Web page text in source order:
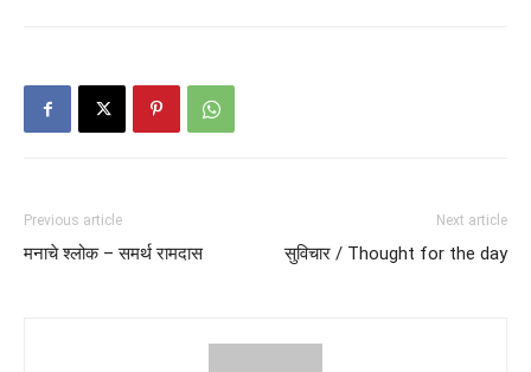
Previous article
मनाचे श्लोक – समर्थ रामदास
Next article
सुविचार / Thought for the day